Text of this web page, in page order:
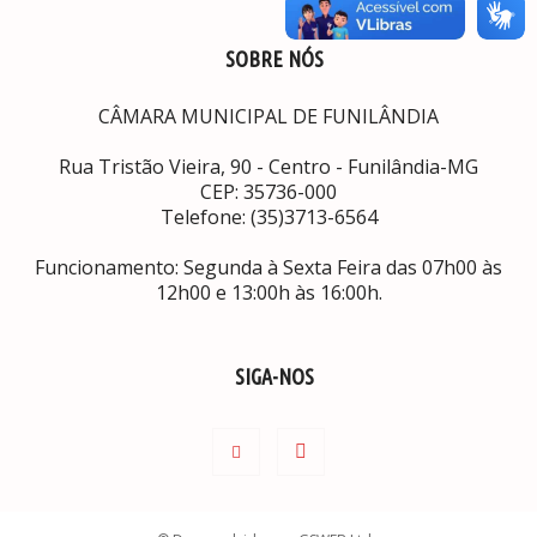
SOBRE NÓS
CÂMARA MUNICIPAL DE FUNILÂNDIA
Rua Tristão Vieira, 90 - Centro - Funilândia-MG
CEP: 35736-000
Telefone: (35)3713-6564
Funcionamento: Segunda à Sexta Feira das 07h00 às
12h00 e 13:00h às 16:00h.
SIGA-NOS